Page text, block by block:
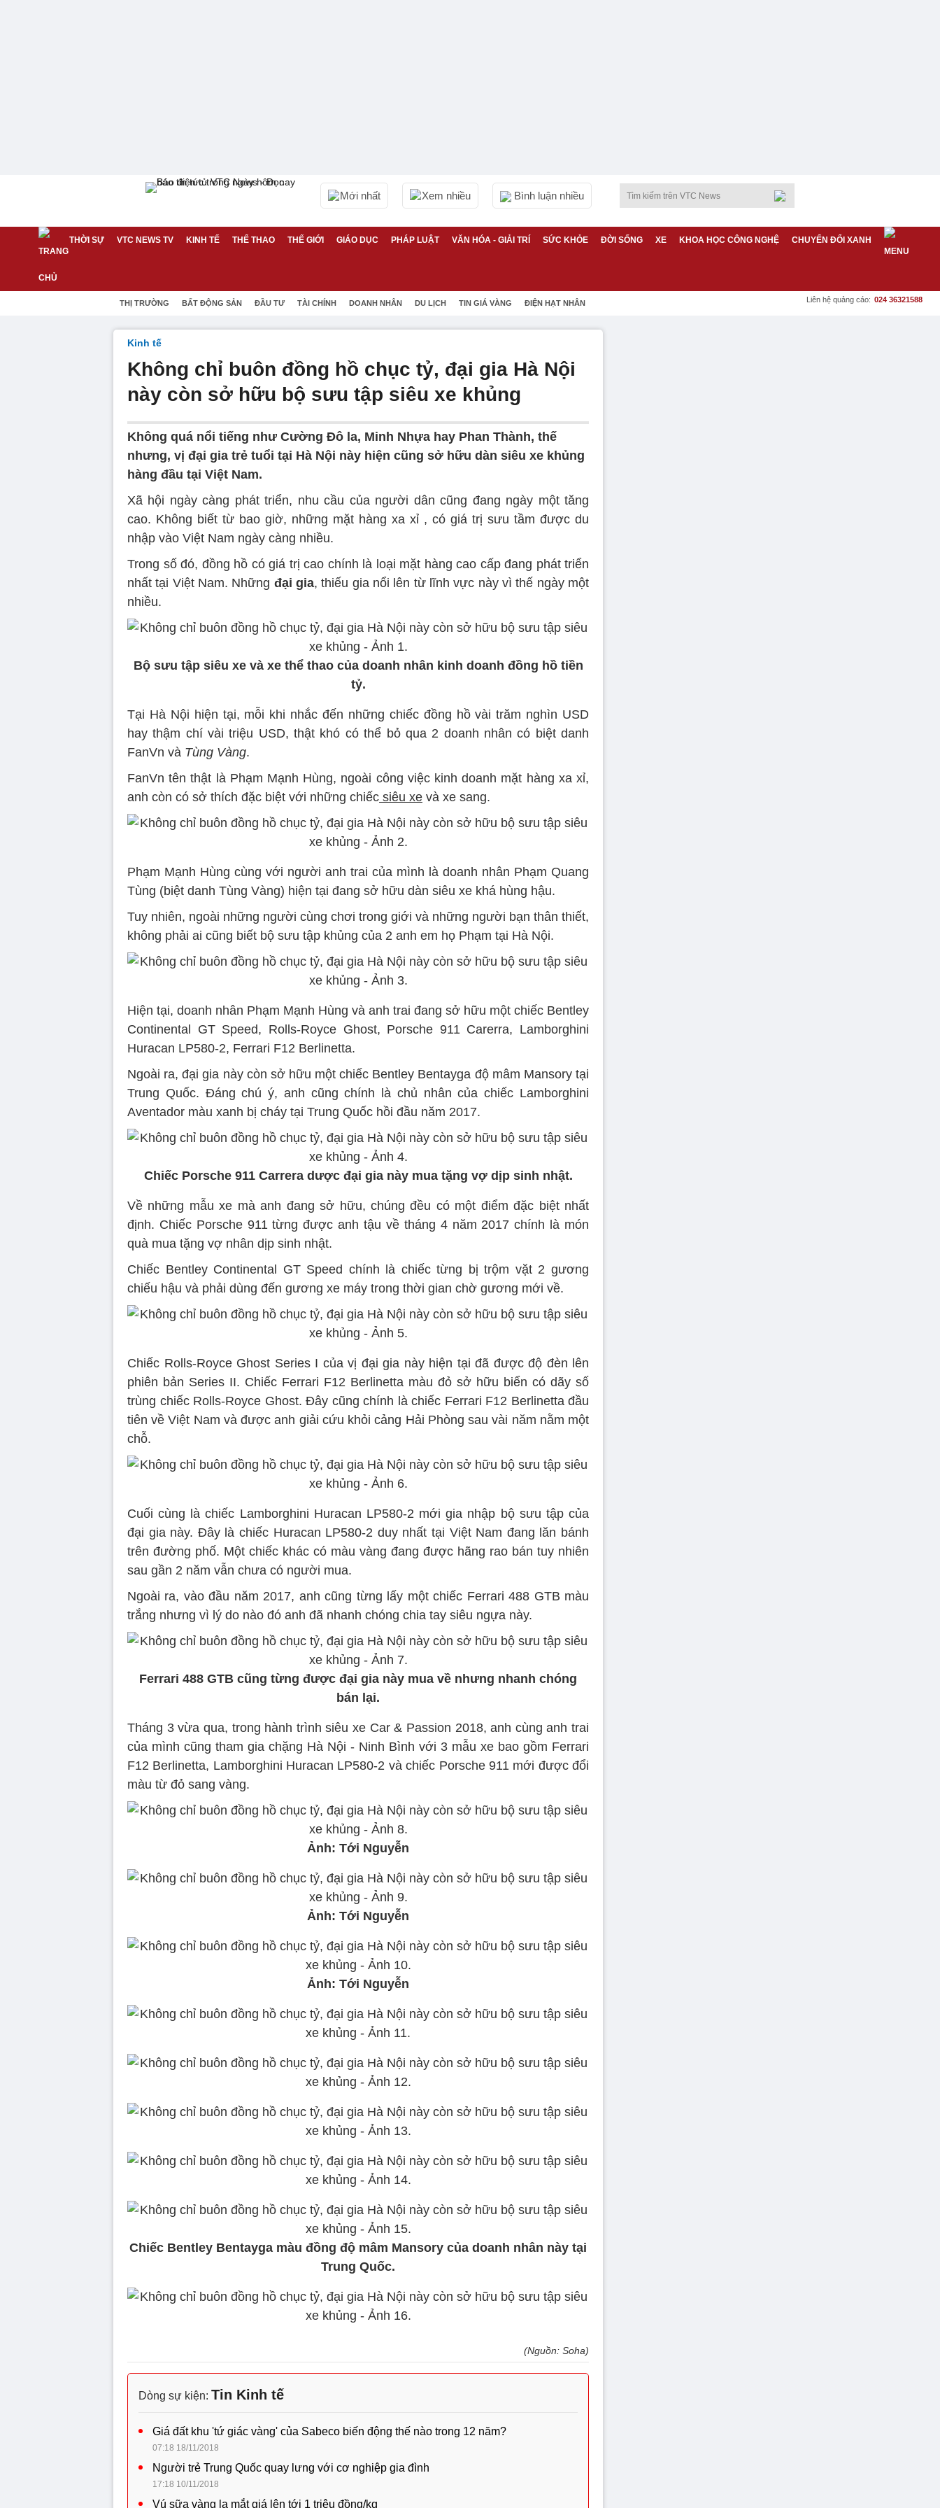
Mới nhất Xem nhiều Bình luận nhiều
THỜI SỰ VTC NEWS TV KINH TẾ THỂ THAO THẾ GIỚI GIÁO DỤC PHÁP LUẬT VĂN HÓA - GIẢI TRÍ SỨC KHỎE ĐỜI SỐNG XE KHOA HỌC CÔNG NGHỆ CHUYỂN ĐỔI XANH
THỊ TRƯỜNG BẤT ĐỘNG SẢN ĐẦU TƯ TÀI CHÍNH DOANH NHÂN DU LỊCH TIN GIÁ VÀNG ĐIỆN HẠT NHÂN Liên hệ quảng cáo: 024 36321588
Kinh tế
Không chỉ buôn đồng hồ chục tỷ, đại gia Hà Nội
này còn sở hữu bộ sưu tập siêu xe khủng
Không quá nổi tiếng như Cường Đô la, Minh Nhựa hay Phan Thành, thế
nhưng, vị đại gia trẻ tuổi tại Hà Nội này hiện cũng sở hữu dàn siêu xe khủng
hàng đầu tại Việt Nam.
Xã hội ngày càng phát triển, nhu cầu của người dân cũng đang ngày một tăng
cao. Không biết từ bao giờ, những mặt hàng xa xỉ , có giá trị sưu tầm được du
nhập vào Việt Nam ngày càng nhiều.
Trong số đó, đồng hồ có giá trị cao chính là loại mặt hàng cao cấp đang phát triển
nhất tại Việt Nam. Những đại gia, thiếu gia nổi lên từ lĩnh vực này vì thế ngày một
nhiều.
Bộ sưu tập siêu xe và xe thể thao của doanh nhân kinh doanh đồng hồ tiền
tỷ.
Tại Hà Nội hiện tại, mỗi khi nhắc đến những chiếc đồng hồ vài trăm nghìn USD
hay thậm chí vài triệu USD, thật khó có thể bỏ qua 2 doanh nhân có biệt danh
FanVn và Tùng Vàng.
FanVn tên thật là Phạm Mạnh Hùng, ngoài công việc kinh doanh mặt hàng xa xỉ,
anh còn có sở thích đặc biệt với những chiếc siêu xe và xe sang.
Phạm Mạnh Hùng cùng với người anh trai của mình là doanh nhân Phạm Quang
Tùng (biệt danh Tùng Vàng) hiện tại đang sở hữu dàn siêu xe khá hùng hậu.
Tuy nhiên, ngoài những người cùng chơi trong giới và những người bạn thân thiết,
không phải ai cũng biết bộ sưu tập khủng của 2 anh em họ Phạm tại Hà Nội.
Hiện tại, doanh nhân Phạm Mạnh Hùng và anh trai đang sở hữu một chiếc Bentley
Continental GT Speed, Rolls-Royce Ghost, Porsche 911 Carerra, Lamborghini
Huracan LP580-2, Ferrari F12 Berlinetta.
Ngoài ra, đại gia này còn sở hữu một chiếc Bentley Bentayga độ mâm Mansory tại
Trung Quốc. Đáng chú ý, anh cũng chính là chủ nhân của chiếc Lamborghini
Aventador màu xanh bị cháy tại Trung Quốc hồi đầu năm 2017.
Chiếc Porsche 911 Carrera dược đại gia này mua tặng vợ dịp sinh nhật.
Về những mẫu xe mà anh đang sở hữu, chúng đều có một điểm đặc biệt nhất
định. Chiếc Porsche 911 từng được anh tậu về tháng 4 năm 2017 chính là món
quà mua tặng vợ nhân dịp sinh nhật.
Chiếc Bentley Continental GT Speed chính là chiếc từng bị trộm vặt 2 gương
chiếu hậu và phải dùng đến gương xe máy trong thời gian chờ gương mới về.
Chiếc Rolls-Royce Ghost Series I của vị đại gia này hiện tại đã được độ đèn lên
phiên bản Series II. Chiếc Ferrari F12 Berlinetta màu đỏ sở hữu biển có dãy số
trùng chiếc Rolls-Royce Ghost. Đây cũng chính là chiếc Ferrari F12 Berlinetta đầu
tiên về Việt Nam và được anh giải cứu khỏi cảng Hải Phòng sau vài năm nằm một
chỗ.
Cuối cùng là chiếc Lamborghini Huracan LP580-2 mới gia nhập bộ sưu tập của
đại gia này. Đây là chiếc Huracan LP580-2 duy nhất tại Việt Nam đang lăn bánh
trên đường phố. Một chiếc khác có màu vàng đang được hãng rao bán tuy nhiên
sau gần 2 năm vẫn chưa có người mua.
Ngoài ra, vào đầu năm 2017, anh cũng từng lấy một chiếc Ferrari 488 GTB màu
trắng nhưng vì lý do nào đó anh đã nhanh chóng chia tay siêu ngựa này.
Ferrari 488 GTB cũng từng được đại gia này mua về nhưng nhanh chóng
bán lại.
Tháng 3 vừa qua, trong hành trình siêu xe Car & Passion 2018, anh cùng anh trai
của mình cũng tham gia chặng Hà Nội - Ninh Bình với 3 mẫu xe bao gồm Ferrari
F12 Berlinetta, Lamborghini Huracan LP580-2 và chiếc Porsche 911 mới được đổi
màu từ đỏ sang vàng.
Ảnh: Tới Nguyễn
Ảnh: Tới Nguyễn
Ảnh: Tới Nguyễn
Chiếc Bentley Bentayga màu đồng độ mâm Mansory của doanh nhân này tại
Trung Quốc.
(Nguồn: Soha)
Dòng sự kiện: Tin Kinh tế
Giá đất khu 'tứ giác vàng' của Sabeco biến động thế nào trong 12 năm?
07:18 18/11/2018
Người trẻ Trung Quốc quay lưng với cơ nghiệp gia đình
17:18 10/11/2018
Vú sữa vàng lạ mắt giá lên tới 1 triệu đồng/kg